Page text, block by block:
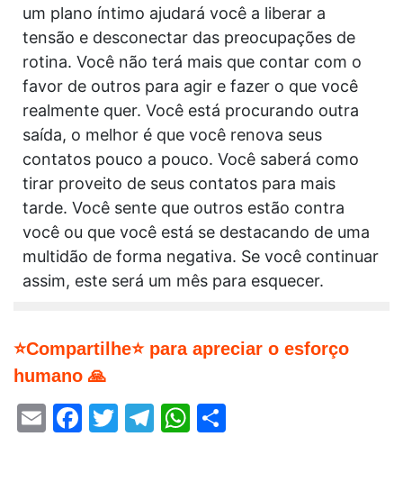
um plano íntimo ajudará você a liberar a
tensão e desconectar das preocupações de
rotina. Você não terá mais que contar com o
favor de outros para agir e fazer o que você
realmente quer. Você está procurando outra
saída, o melhor é que você renova seus
contatos pouco a pouco. Você saberá como
tirar proveito de seus contatos para mais
tarde. Você sente que outros estão contra
você ou que você está se destacando de uma
multidão de forma negativa. Se você continuar
assim, este será um mês para esquecer.
⭐Compartilhe⭐ para apreciar o esforço
humano 🙏
EmailFacebook
Twitter
Telegram
WhatsApp